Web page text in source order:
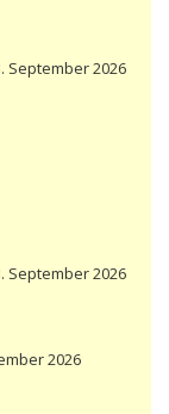
September 2026
September 2026
2026